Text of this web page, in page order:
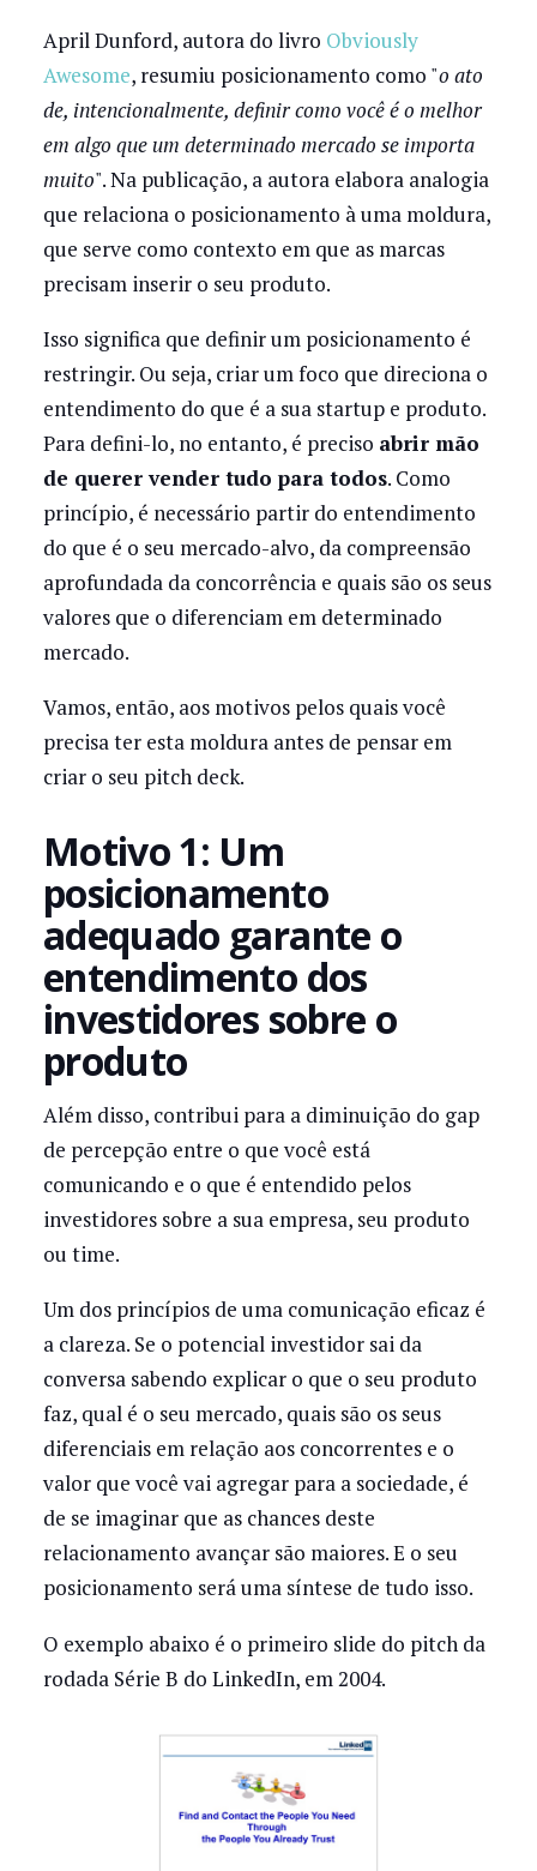
April Dunford, autora do livro Obviously
Awesome, resumiu posicionamento como "o ato
de, intencionalmente, definir como você é o melhor
em algo que um determinado mercado se importa
muito". Na publicação, a autora elabora analogia
que relaciona o posicionamento à uma moldura,
que serve como contexto em que as marcas
precisam inserir o seu produto.
Isso significa que definir um posicionamento é
restringir. Ou seja, criar um foco que direciona o
entendimento do que é a sua startup e produto.
Para defini-lo, no entanto, é preciso abrir mão
de querer vender tudo para todos. Como
princípio, é necessário partir do entendimento
do que é o seu mercado-alvo, da compreensão
aprofundada da concorrência e quais são os seus
valores que o diferenciam em determinado
mercado.
Vamos, então, aos motivos pelos quais você
precisa ter esta moldura antes de pensar em
criar o seu pitch deck.
Motivo 1: Um
posicionamento
adequado garante o
entendimento dos
investidores sobre o
produto
Além disso, contribui para a diminuição do gap
de percepção entre o que você está
comunicando e o que é entendido pelos
investidores sobre a sua empresa, seu produto
ou time.
Um dos princípios de uma comunicação eficaz é
a clareza. Se o potencial investidor sai da
conversa sabendo explicar o que o seu produto
faz, qual é o seu mercado, quais são os seus
diferenciais em relação aos concorrentes e o
valor que você vai agregar para a sociedade, é
de se imaginar que as chances deste
relacionamento avançar são maiores. E o seu
posicionamento será uma síntese de tudo isso.
O exemplo abaixo é o primeiro slide do pitch da
rodada Série B do LinkedIn, em 2004.